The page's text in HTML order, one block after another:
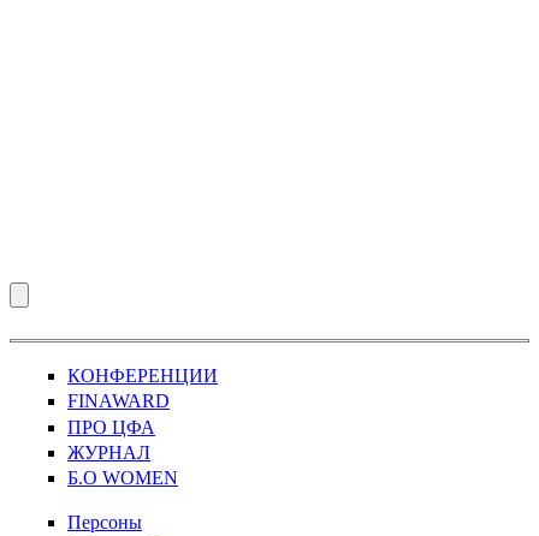
КОНФЕРЕНЦИИ
FINAWARD
ПРО ЦФА
ЖУРНАЛ
Б.О WOMEN
Персоны